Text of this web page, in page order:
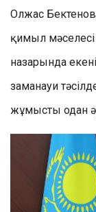
Олжас
қимыл
назарында
заманауи
жұмысты одан